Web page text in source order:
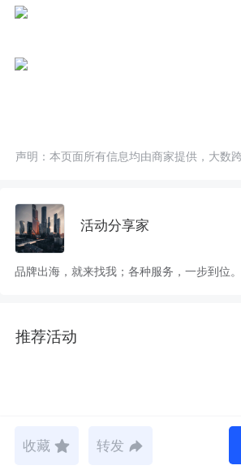
声明：本页面所有信息均由商家提供，大数
活动分享家
品牌出海，就来找我；各种服务，一步到位。
推荐活动
收藏 转发